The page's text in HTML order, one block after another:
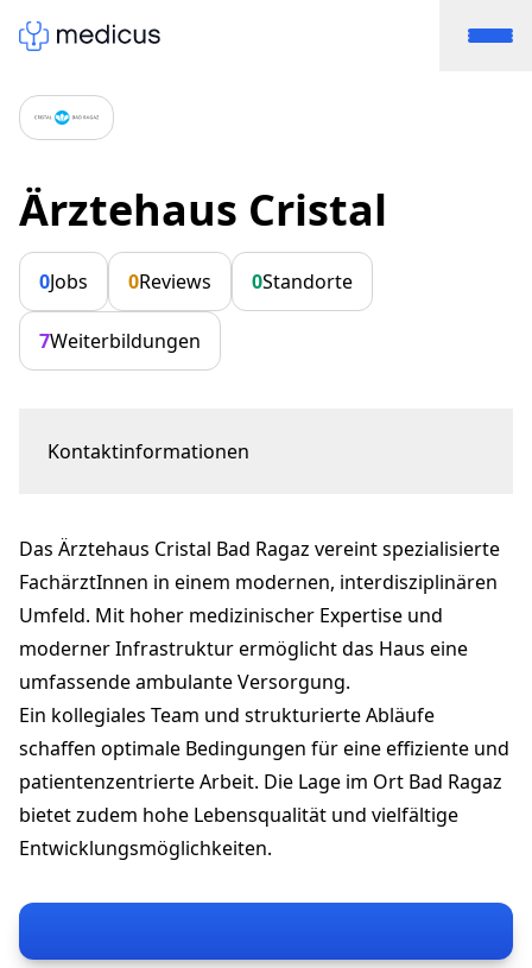
Ärztehaus Cristal
0Jobs 0Reviews 0Standorte
7Weiterbildungen
Kontaktinformationen
aerztehaus-cristal@hin.ch
+41 81 300 41 81
Das Ärztehaus Cristal Bad Ragaz vereint spezialisierte
FachärztInnen in einem modernen, interdisziplinären
Umfeld. Mit hoher medizinischer Expertise und
moderner Infrastruktur ermöglicht das Haus eine
umfassende ambulante Versorgung.
Ein kollegiales Team und strukturierte Abläufe
schaffen optimale Bedingungen für eine effiziente und
patientenzentrierte Arbeit. Die Lage im Ort Bad Ragaz
bietet zudem hohe Lebensqualität und vielfältige
Entwicklungsmöglichkeiten.